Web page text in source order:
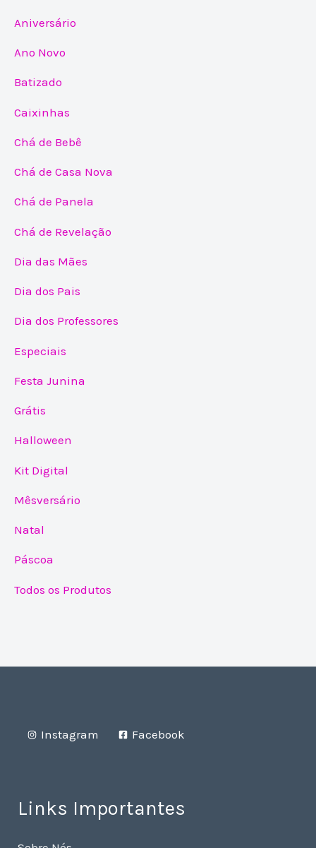
Aniversário
Ano Novo
Batizado
Caixinhas
Chá de Bebê
Chá de Casa Nova
Chá de Panela
Chá de Revelação
Dia das Mães
Dia dos Pais
Dia dos Professores
Especiais
Festa Junina
Grátis
Halloween
Kit Digital
Mêsversário
Natal
Páscoa
Todos os Produtos
Instagram Facebook
Links Importantes